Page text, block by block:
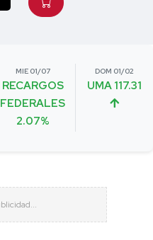
MIE 01/07
RECARGOS
FEDERALES
2.07%
DOM 01/02
UMA 117.31